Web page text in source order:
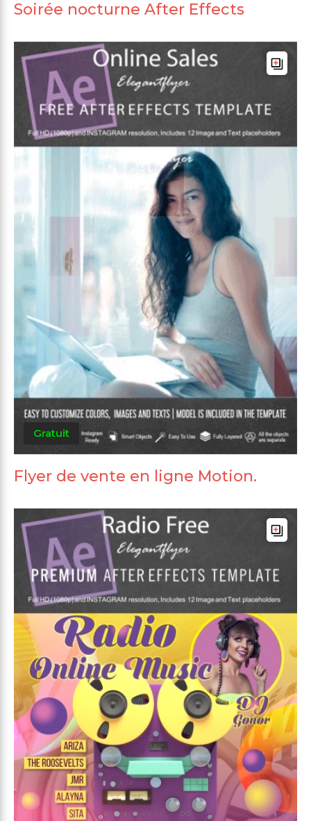
Soirée nocturne After Effects
Gratuit
Flyer de vente en ligne Motion.